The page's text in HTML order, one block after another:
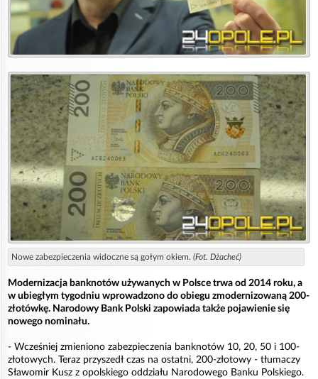
Nowe zabezpieczenia widoczne są gołym okiem. (Fot. Dżacheć)
Modernizacja banknotów używanych w Polsce trwa od 2014 roku, a
w ubiegłym tygodniu wprowadzono do obiegu zmodernizowaną 200-
złotówkę. Narodowy Bank Polski zapowiada także pojawienie się
nowego nominału.
- Wcześniej zmieniono zabezpieczenia banknotów 10, 20, 50 i 100-
złotowych. Teraz przyszedł czas na ostatni, 200-złotowy - tłumaczy
Sławomir Kusz z opolskiego oddziału Narodowego Banku Polskiego.